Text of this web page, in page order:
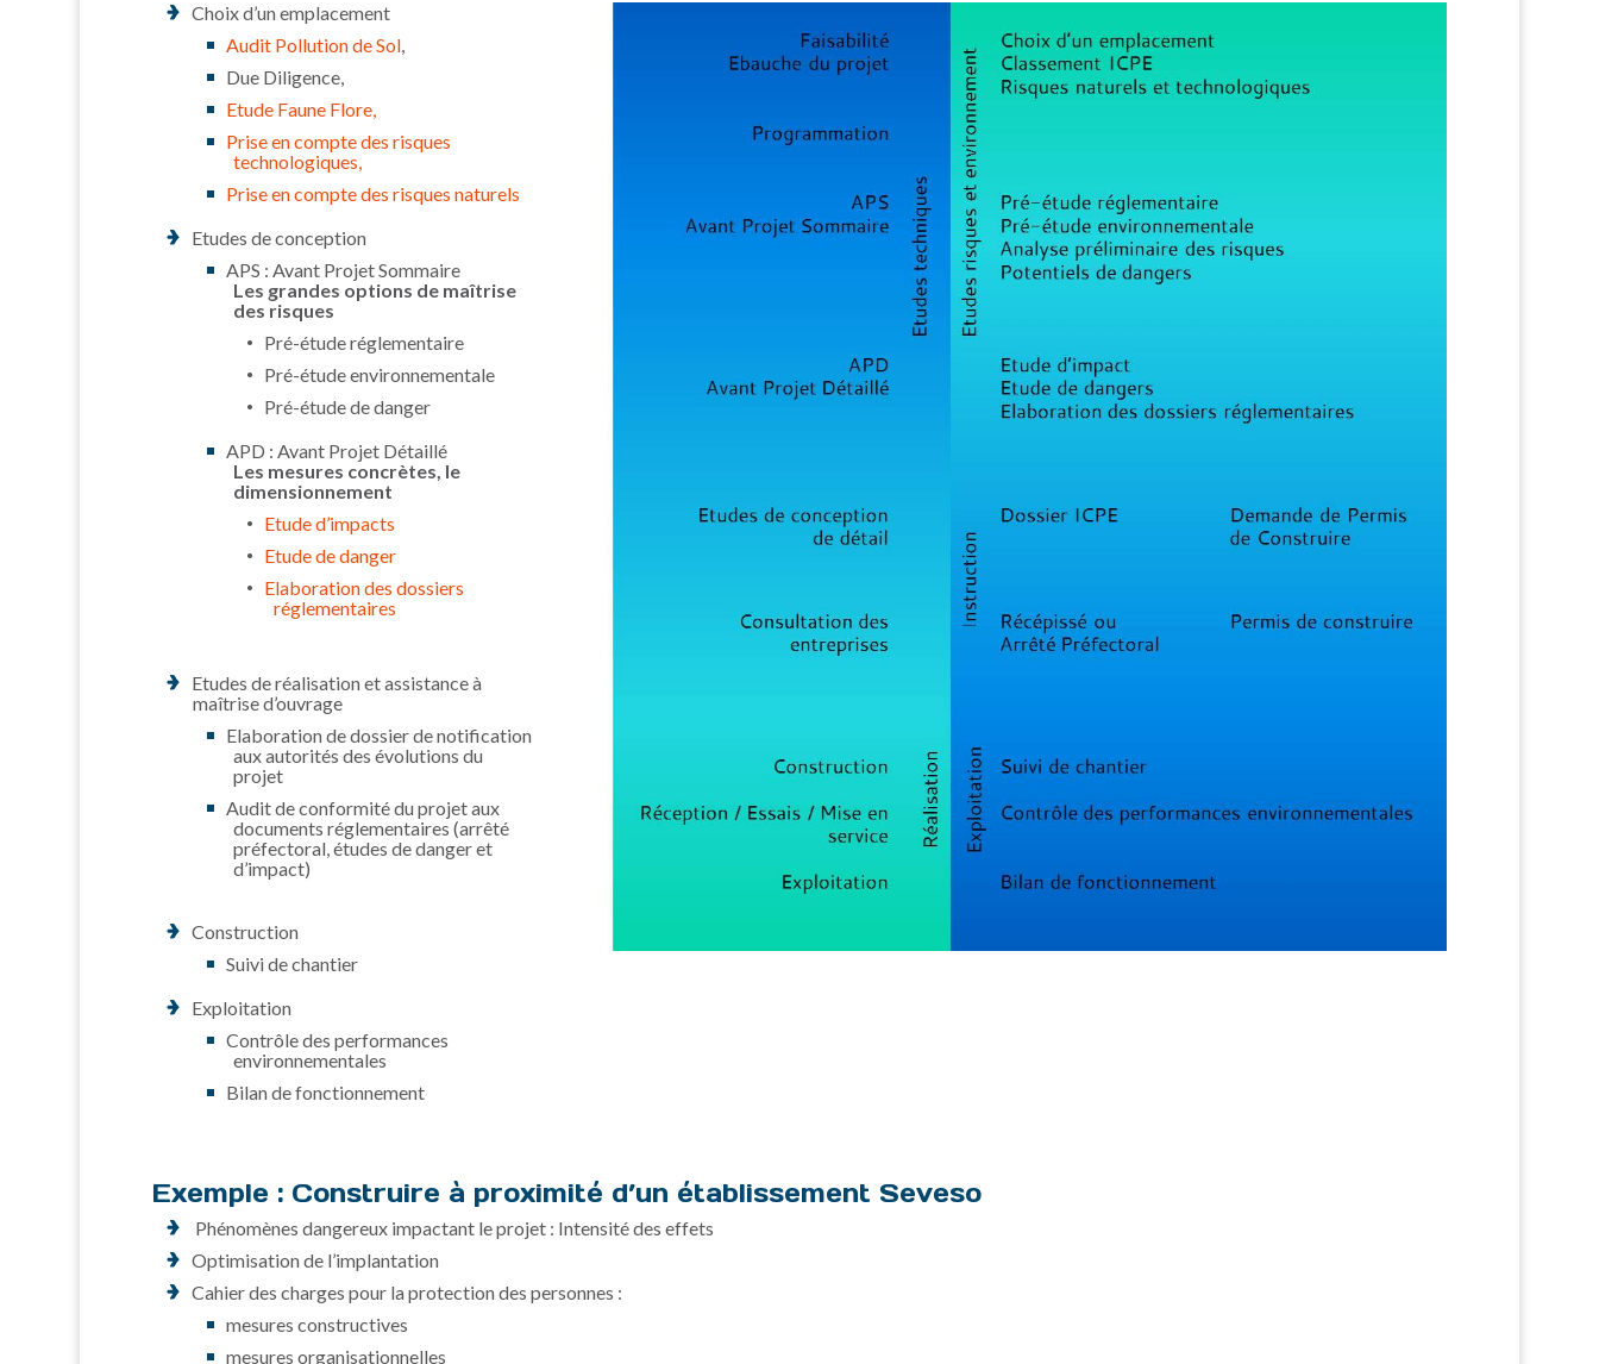
Choix d’un emplacement
Audit Pollution de Sol,
Due Diligence,
Etude Faune Flore,
Prise en compte des risques
technologiques,
Prise en compte des risques naturels
Etudes de conception
APS : Avant Projet Sommaire
Les grandes options de maîtrise
des risques
Pré-étude réglementaire
Pré-étude environnementale
Pré-étude de danger
APD : Avant Projet Détaillé
Les mesures concrètes, le
dimensionnement
Etude d’impacts
Etude de danger
Elaboration des dossiers
réglementaires
Etudes de réalisation et assistance à
maîtrise d’ouvrage
Elaboration de dossier de notification
aux autorités des évolutions du
projet
Audit de conformité du projet aux
documents réglementaires (arrêté
préfectoral, études de danger et
d’impact)
Construction
Suivi de chantier
Exploitation
Contrôle des performances
environnementales
Bilan de fonctionnement
Exemple : Construire à proximité d’un établissement Seveso
Phénomènes dangereux impactant le projet : Intensité des effets
Optimisation de l’implantation
Cahier des charges pour la protection des personnes :
mesures constructives
mesures organisationnelles